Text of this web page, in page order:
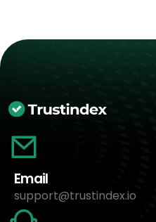
Email
support@trustindex.io